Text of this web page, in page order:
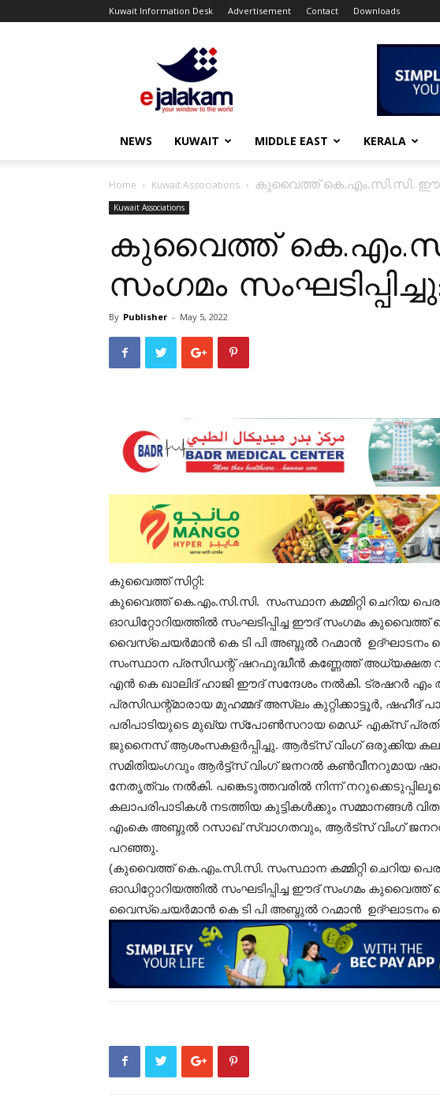
Kuwait Information Desk Advertisement Contact Downloads
ejalakam
NEWS KUWAIT MIDDLE EAST KERALA
Home Kuwait Associations കുവൈത്ത് കെ.എം.സി.സി. ഈദ്
Kuwait Associations
കുവൈത്ത്
സംഗമം
By Publisher - May 5, 2022
കുവൈത്ത് സിറ്റി:
‌കുവൈത്ത് കെ.എം.സി.സി. സംസ്ഥാന കമ്മിറ്റി ചെറിയ
ഓഡിറ്റോറിയത്തിൽ സംഘടിപ്പിച്ച ഈദ് സംഗമം കുവൈത്ത്
വൈസ്ചെയർമാൻ കെ ടി പി അബ്ദുൽ റഹ്മാൻ
സംസ്ഥാന പ്രസിഡന്റ്‌ ഷറഫുദ്ധീൻ കണ്ണേത്ത് അധ്യക്ഷത
എൻ കെ ഖാലിദ് ഹാജി ഈദ് സന്ദേശം നൽകി. ട്രഷറർ
പ്രസിഡന്റ്മാരായ‌ മുഹമ്മദ്‌ അസ്‌ലം കുറ്റിക്കാട്ടൂർ, ഷഹീദ്
പരിപാടിയുടെ മുഖ്യ സ്പോൺസറായ മെഡ്- എക്സ്
ജുനൈസ് ആശംസകളർപ്പിച്ചു. ആർട്സ് വിംഗ് ഒരുക്കിയ
സമിതിയംഗവും ആർട്ട്സ് വിംഗ് ജനറൽ കൺവീനറുമായ
നേതൃത്വം നൽകി. പങ്കെടുത്തവരിൽ നിന്ന്
കലാപരിപാടികൾ നടത്തിയ കുട്ടികൾക്കും സമ്മാനങ്ങൾ
എംകെ അബ്ദുൽ റസാഖ് സ്വാഗതവും, ആർട്സ് വിംഗ്
പറഞ്ഞു.
(കുവൈത്ത്‌ കെ.എം.സി.സി. സംസ്ഥാന കമ്മിറ്റി ചെറിയ
ഓഡിറ്റോറിയത്തിൽ സംഘടിപ്പിച്ച ഈദ് സംഗമം കുവൈത്ത്‌
വൈസ്ചെയർമാൻ കെ ടി പി അബ്ദുൽ റഹ്മാൻ ഉദ്ഘാടനം